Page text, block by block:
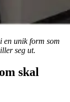
en unik form som
seg ut.
skal